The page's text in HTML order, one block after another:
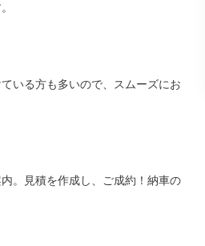
いる方も多いので、スムーズにお
。見積を作成し、ご成約！納車の